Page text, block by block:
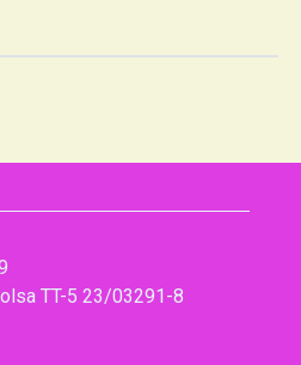
TT-5 23/03291-8